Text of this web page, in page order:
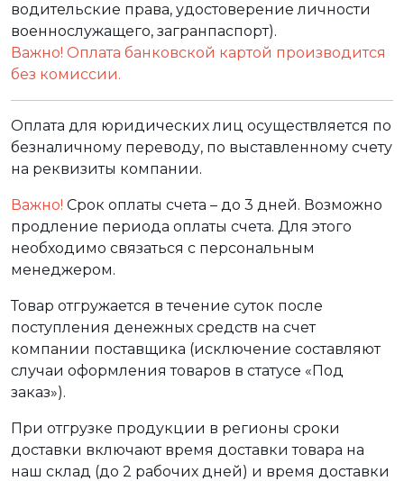
водительские права, удостоверение личности
военнослужащего, загранпаспорт).
Важно! Оплата банковской картой производится
без комиссии.
Оплата для юридических лиц осуществляется по
безналичному переводу, по выставленному счету
на реквизиты компании.
Важно! Срок оплаты счета – до 3 дней. Возможно
продление периода оплаты счета. Для этого
необходимо связаться с персональным
менеджером.
Товар отгружается в течение суток после
поступления денежных средств на счет
компании поставщика (исключение составляют
случаи оформления товаров в статусе «Под
заказ»).
При отгрузке продукции в регионы сроки
доставки включают время доставки товара на
наш склад (до 2 рабочих дней) и время доставки